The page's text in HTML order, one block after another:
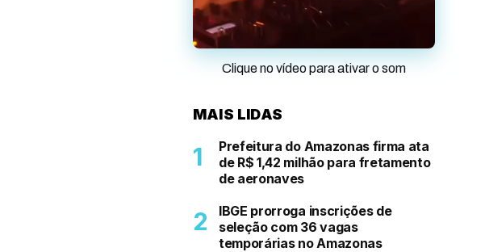
Clique no vídeo para ativar o som
MAIS LIDAS
Prefeitura do Amazonas firma ata
de R$ 1,42 milhão para fretamento
de aeronaves
IBGE prorroga inscrições de
seleção com 36 vagas
temporárias no Amazonas